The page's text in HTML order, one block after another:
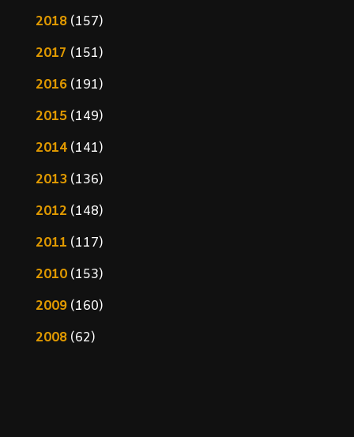
2018(157)
2017 (151)
2016(191)
2015(149)
2014(141)
2013(136)
2012 (148)
2011 (117)
2010(153)
2009(160)
2008(62)